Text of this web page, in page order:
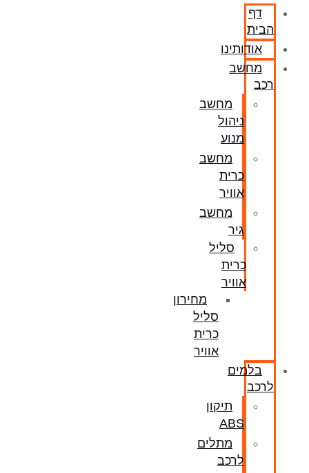
דף
הבית
אודותינו
מחשב
רכב
מחשב
ניהול
מנוע
מחשב
כרית
אוויר
מחשב
גיר
סליל
כרית
אוויר
מחירון
סליל
כרית
אוויר
בלמים
לרכב
תיקון
ABS
מתלים
לרכב